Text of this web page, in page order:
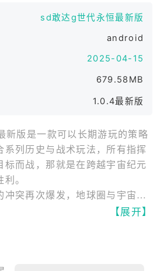
sd敢达g世代永恒最新版
android
2025-04-15
679.58MB
1.0.4最新版
新版是一款可以长期游玩的策略
系列历史与战术玩法，所有指挥
标而战，那就是在跨越宇宙纪元
。
冲突再次爆发，地球圈与宇宙势
悉的机体与角色将重新集结，在
【展开】